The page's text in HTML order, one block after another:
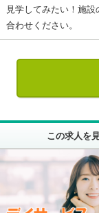
見学してみたい！施
合わせください。
この求人を